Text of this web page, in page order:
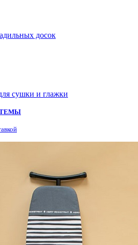
досок
сушки и глажки